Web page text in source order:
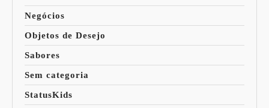
Negócios
Objetos de Desejo
Sabores
Sem categoria
StatusKids